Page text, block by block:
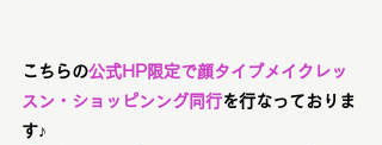
こちらの公式HP限定で顔タイプメイクレッ
スン・ショッピンング同行を行なっておりま
す♪